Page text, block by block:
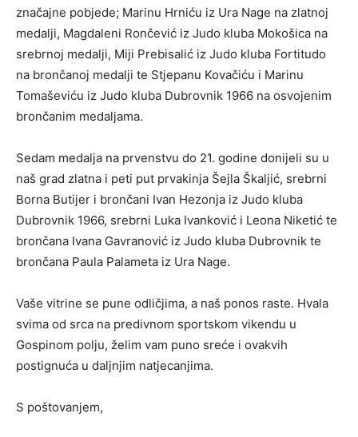
značajne pobjede; Marinu Hrniću iz Ura Nage na zlatnoj
medalji, Magdaleni Rončević iz Judo kluba Mokošica na
srebrnoj medalji, Miji Prebisalić iz Judo kluba Fortitudo
na brončanoj medalji te Stjepanu Kovačiću i Marinu
Tomaševiću iz Judo kluba Dubrovnik 1966 na osvojenim
brončanim medaljama.
Sedam medalja na prvenstvu do 21. godine donijeli su u
naš grad zlatna i peti put prvakinja Šejla Škaljić, srebrni
Borna Butijer i brončani Ivan Hezonja iz Judo kluba
Dubrovnik 1966, srebrni Luka Ivanković i Leona Niketić te
brončana Ivana Gavranović iz Judo kluba Dubrovnik te
brončana Paula Palameta iz Ura Nage.
Vaše vitrine se pune odličjima, a naš ponos raste. Hvala
svima od srca na predivnom sportskom vikendu u
Gospinom polju, želim vam puno sreće i ovakvih
postignuća u daljnjim natjecanjima.
S poštovanjem,